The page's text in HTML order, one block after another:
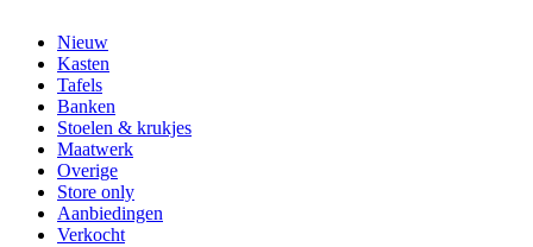
Nieuw
Kasten
Tafels
Banken
Stoelen & krukjes
Maatwerk
Overige
Store only
Aanbiedingen
Verkocht